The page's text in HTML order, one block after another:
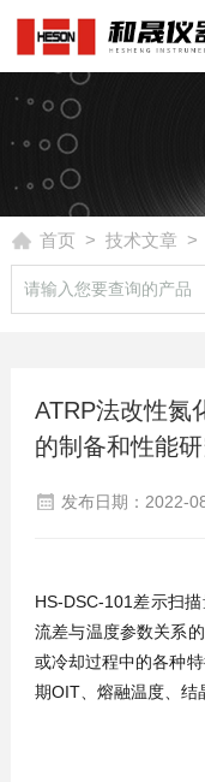
首页 > 技术文章 >
ATRP法改性氮
的制备和性能
发布日期：2022-
HS-DSC-101差示扫
流差与温度参数关系
或冷却过程中的各种
期OIT、熔融温度、结